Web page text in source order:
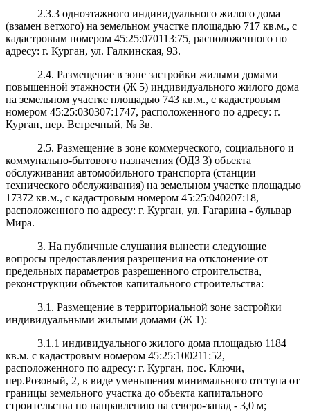
2.3.3 одноэтажного индивидуального жилого дома
(взамен ветхого) на земельном участке площадью 717 кв.м., с
кадастровым номером 45:25:070113:75, расположенного по
адресу: г. Курган, ул. Галкинская, 93.
2.4. Размещение в зоне застройки жилыми домами
повышенной этажности (Ж 5) индивидуального жилого дома
на земельном участке площадью 743 кв.м., с кадастровым
номером 45:25:030307:1747, расположенного по адресу: г.
Курган, пер. Встречный, № 3в.
2.5. Размещение в зоне коммерческого, социального и
коммунально-бытового назначения (ОДЗ 3) объекта
обслуживания автомобильного транспорта (станции
технического обслуживания) на земельном участке площадью
17372 кв.м., с кадастровым номером 45:25:040207:18,
расположенного по адресу: г. Курган, ул. Гагарина - бульвар
Мира.
3. На публичные слушания вынести следующие
вопросы предоставления разрешения на отклонение от
предельных параметров разрешенного строительства,
реконструкции объектов капитального строительства:
3.1. Размещение в территориальной зоне застройки
индивидуальными жилыми домами (Ж 1):
3.1.1 индивидуального жилого дома площадью 1184
кв.м. с кадастровым номером 45:25:100211:52,
расположенного по адресу: г. Курган, пос. Ключи,
пер.Розовый, 2, в виде уменьшения минимального отступа от
границы земельного участка до объекта капитального
строительства по направлению на северо-запад - 3,0 м;